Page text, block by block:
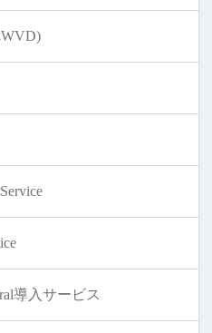
WVD)
導入サービス